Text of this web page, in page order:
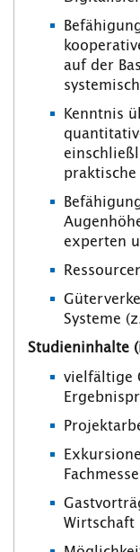
auf der
Kenntnis
experten
Systeme
Studieninhalte
vielfältige
Wirtschaft